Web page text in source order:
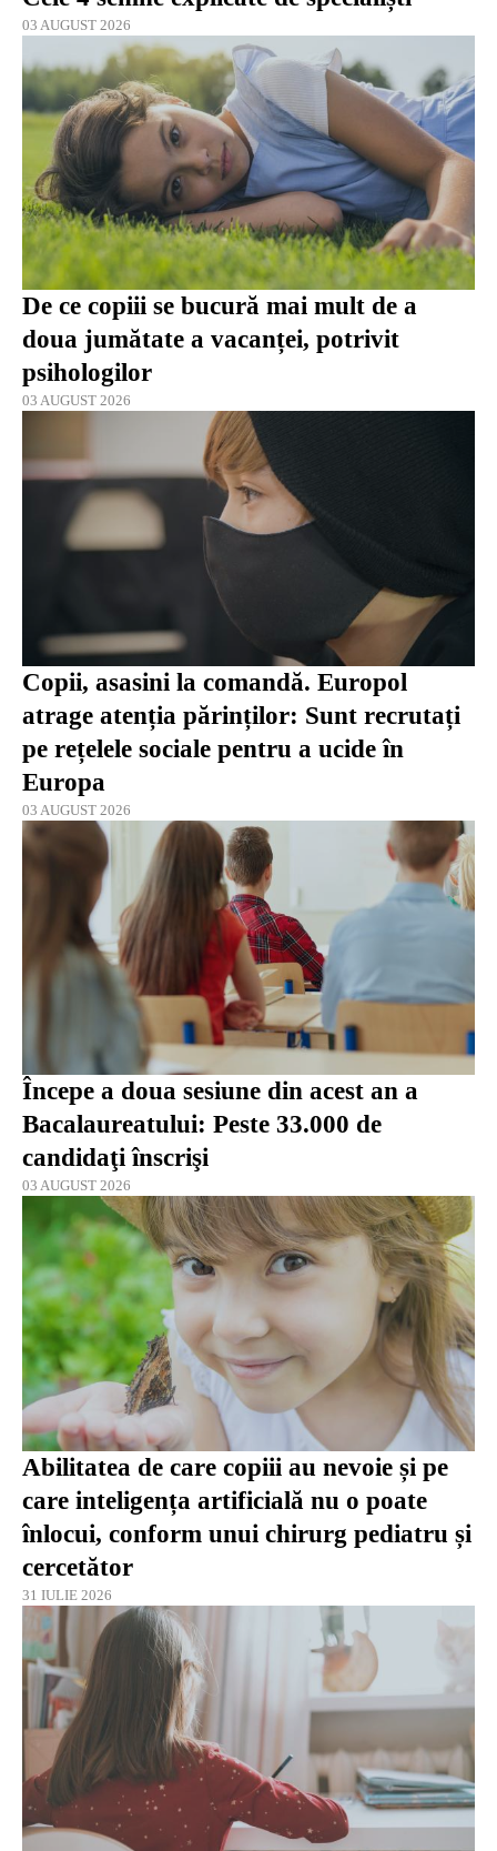
03 AUGUST 2026
De ce copiii se bucură mai mult de a
doua jumătate a vacanței, potrivit
psihologilor
03 AUGUST 2026
Copii, asasini la comandă. Europol
atrage atenția părinților: Sunt recrutați
pe rețelele sociale pentru a ucide în
Europa
03 AUGUST 2026
Începe a doua sesiune din acest an a
Bacalaureatului: Peste 33.000 de
candidaţi înscrişi
03 AUGUST 2026
Abilitatea de care copiii au nevoie și pe
care inteligența artificială nu o poate
înlocui, conform unui chirurg pediatru și
cercetător
31 IULIE 2026